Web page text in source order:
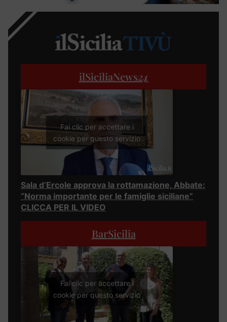
ilSiciliaNews24
Fai clic per accettare i
cookie per questo servizio
Sala d’Ercole approva la rottamazione, Abbate:
“Norma importante per le famiglie siciliane”
CLICCA PER IL VIDEO
BarSicilia
Fai clic per accettare i
cookie per questo servizio